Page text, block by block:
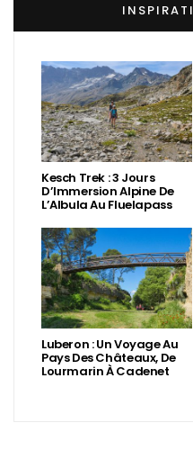
Kesch Trek : 3 Jours
D’Immersion Alpine De
L’Albula Au Fluelapass
Luberon : Un Voyage Au
Pays Des Châteaux, De
Lourmarin À Cadenet